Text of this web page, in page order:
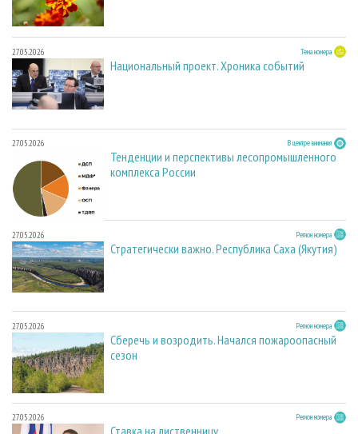
27.05.2026 Тема номера
Национальный проект. Хроника событий
27.05.2026 В центре внимания
Тенденции и перспективы лесопромышленного
комплекса России
27.05.2026 Регион номера
Стратегически важно. Республика Саха (Якутия)
27.05.2026 Регион номера
Сберечь и возродить. Начался пожароопасный
сезон
27.05.2026 Регион номера